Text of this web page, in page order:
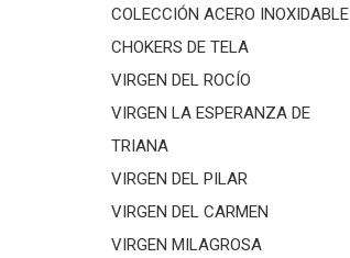
COLECCIÓN ACERO INOXIDABLE
CHOKERS DE TELA
VIRGEN DEL ROCÍO
VIRGEN LA ESPERANZA DE
TRIANA
VIRGEN DEL PILAR
VIRGEN DEL CARMEN
VIRGEN MILAGROSA